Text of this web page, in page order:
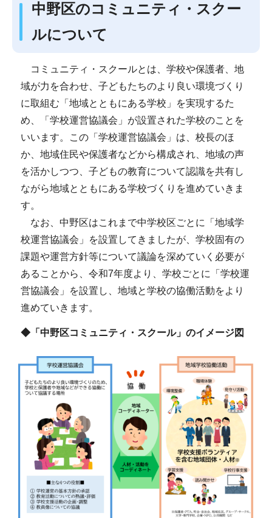
中野区のコミュニティ・スクー
ルについて
コミュニティ・スクールとは、学校や保護者、地
域が力を合わせ、子どもたちのより良い環境づくり
に取組む「地域とともにある学校」を実現するた
め、「学校運営協議会」が設置された学校のことを
いいます。この「学校運営協議会」は、校長のほ
か、地域住民や保護者などから構成され、地域の声
を活かしつつ、子どもの教育について認識を共有し
ながら地域とともにある学校づくりを進めていきま
す。
なお、中野区はこれまで中学校区ごとに「地域学
校運営協議会」を設置してきましたが、学校固有の
課題や運営方針等について議論を深めていく必要が
あることから、令和7年度より、学校ごとに「学校運
営協議会」を設置し、地域と学校の協働活動をより
進めていきます。
◆「中野区コミュニティ・スクール」のイメージ図